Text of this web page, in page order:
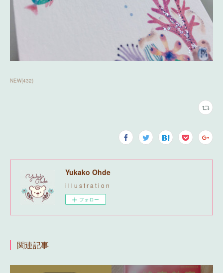
NEW(432)
Yukako Ohde
i l l u s t r a t i o n
フォロー
関連記事